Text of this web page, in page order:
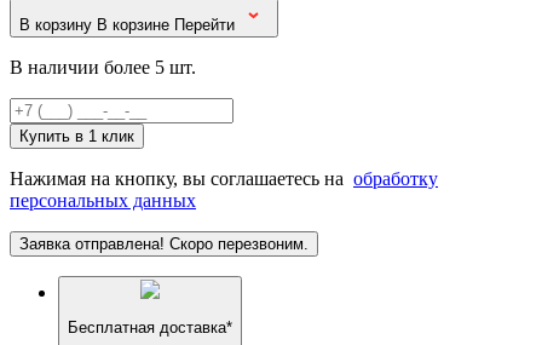
В корзину В корзине Перейти
В наличии более 5 шт.
Купить в 1 клик
Нажимая на кнопку, вы соглашаетесь на обработку
персональных данных
Заявка отправлена! Скоро перезвоним.
Бесплатная доставка*